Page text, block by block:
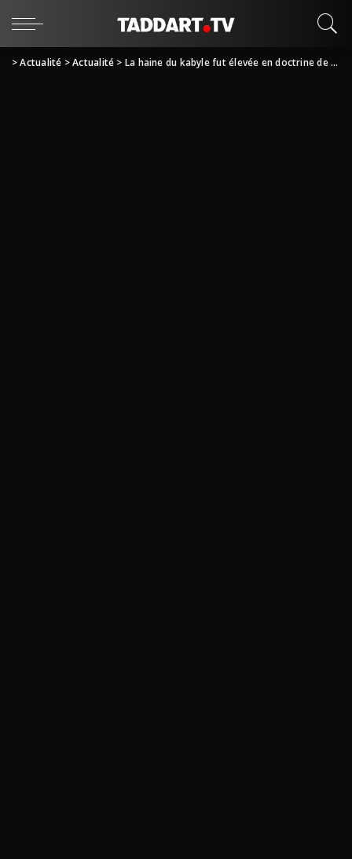
>Actualité >Actualité > La haine du kabyle fut élevée en doctrine de pouvoir